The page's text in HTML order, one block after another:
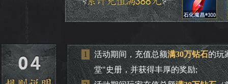
1 活动期间，充值总额满30万钻石的玩
堂"史册，并获得丰厚的奖励;